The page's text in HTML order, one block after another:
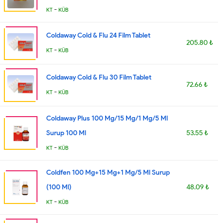
KT - KÜB
Coldaway Cold & Flu 24 Film Tablet
KT - KÜB
205.80 ₺
Coldaway Cold & Flu 30 Film Tablet
KT - KÜB
72.66 ₺
Coldaway Plus 100 Mg/15 Mg/1 Mg/5 Ml
Surup 100 Ml
KT - KÜB
53.55 ₺
Coldfen 100 Mg+15 Mg+1 Mg/5 Ml Surup
(100 Ml)
KT - KÜB
48.09 ₺